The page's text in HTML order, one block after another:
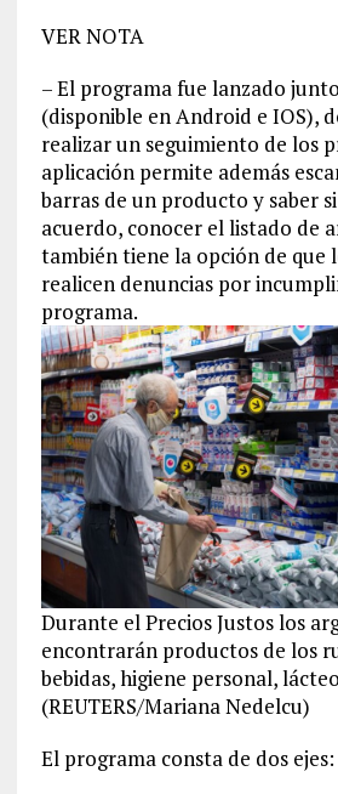
VER NOTA
– El programa fue lanzado
(disponible en Android e IOS),
realizar un seguimiento de los
aplicación permite además
barras de un producto y saber
acuerdo, conocer el listado de
también tiene la opción de que
realicen denuncias por
programa.
Durante el Precios Justos los
encontrarán productos de los
bebidas, higiene personal,
(REUTERS/Mariana Nedelcu)
El programa consta de dos ejes: